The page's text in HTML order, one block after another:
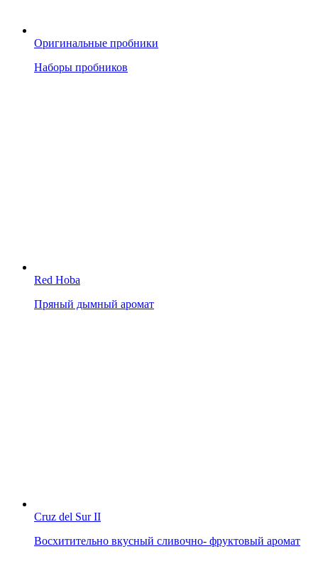
Оригинальные пробники
Наборы пробников
Red Hoba
Пряный дымный аромат
Cruz del Sur II
Восхитительно вкусный сливочно- фруктовый аромат